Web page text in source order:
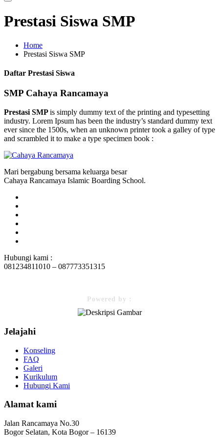
Prestasi Siswa SMP
Home
Prestasi Siswa SMP
Daftar Prestasi Siswa
SMP Cahaya Rancamaya
Prestasi SMPis simply dummy text of the printing and typesetting
industry. Lorem Ipsum has been the industry’s standard dummy text
ever since the 1500s, when an unknown printer took a galley of type
and scrambled it to make a type specimen book :
Mari bergabung bersama keluarga besar
Cahaya Rancamaya Islamic Boarding School.
Hubungi kami :
081234811010 – 087773351315
Powered by :
Jelajahi
Konseling
FAQ
Galeri
Kurikulum
Hubungi Kami
Alamat kami
Jalan Rancamaya No.30
Bogor Selatan, Kota Bogor – 16139